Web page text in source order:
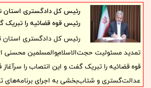
در طول بخش عمده درگیری تعطیل شد و پس از
شاخص، تشکیل صف‌های سنگین فروش و خروج
سوی دیگر، جهش قیمت نفت، اختلال پروازها،
رفتار خانوارها و بنگاه‌ها نشان داد هزینه واقعی
مستقیم خلاصه نمی‌شود.
رئیس کل دادگستری استان
رئیس قوه قضائیه را
رئیس کل دادگستری استان
تمدید مسئولیت حجت‌الاسلام‌والمسلمین
قوه قضائیه را تبریک گفت و این انتصاب را سرآغاز
عدالت‌گستری و شتاب‌بخشی به اجرای برنامه‌های